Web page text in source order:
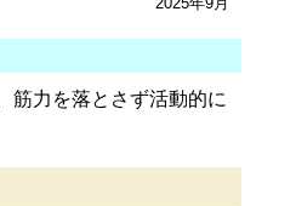
筋力を落とさず活動的に